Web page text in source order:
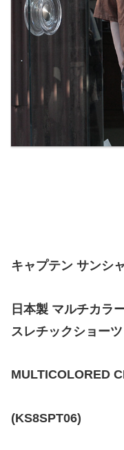
キャプテン サンシ
日本製 マルチカラ
スレチックショー
MULTICOLORED
(KS8SPT06)